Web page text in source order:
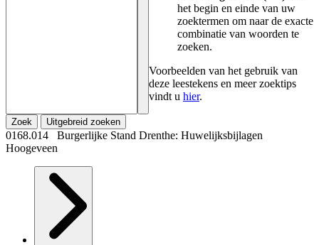
het begin en einde van uw
zoektermen om naar de exacte
combinatie van woorden te
zoeken.
Voorbeelden van het gebruik van
deze leestekens en meer zoektips
vindt u hier.
Zoek Uitgebreid zoeken
0168.014 Burgerlijke Stand Drenthe: Huwelijksbijlagen
Hoogeveen